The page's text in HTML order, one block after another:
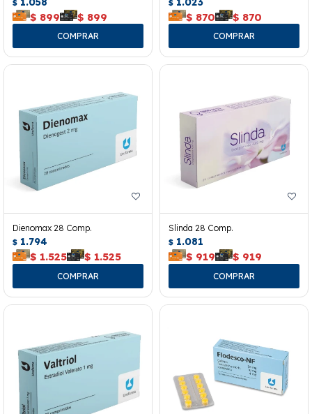
$
$ 899 $ 899
$
$ 870 $ 870
Dienomax 28 Comp.
$ 1.794
$ 1.525 $ 1.525
Slinda 28 Comp.
$ 1.081
$ 919 $ 919